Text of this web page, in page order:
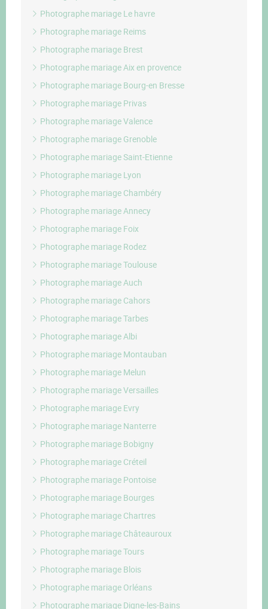
Photographe mariage Le havre
Photographe mariage Reims
Photographe mariage Brest
Photographe mariage Aix en provence
Photographe mariage Bourg-en Bresse
Photographe mariage Privas
Photographe mariage Valence
Photographe mariage Grenoble
Photographe mariage Saint-Etienne
Photographe mariage Lyon
Photographe mariage Chambéry
Photographe mariage Annecy
Photographe mariage Foix
Photographe mariage Rodez
Photographe mariage Toulouse
Photographe mariage Auch
Photographe mariage Cahors
Photographe mariage Tarbes
Photographe mariage Albi
Photographe mariage Montauban
Photographe mariage Melun
Photographe mariage Versailles
Photographe mariage Evry
Photographe mariage Nanterre
Photographe mariage Bobigny
Photographe mariage Créteil
Photographe mariage Pontoise
Photographe mariage Bourges
Photographe mariage Chartres
Photographe mariage Châteauroux
Photographe mariage Tours
Photographe mariage Blois
Photographe mariage Orléans
Photographe mariage Digne-les-Bains